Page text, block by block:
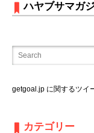
ハヤブサマガ
getgoal.jp に関するツイ
カテゴリー